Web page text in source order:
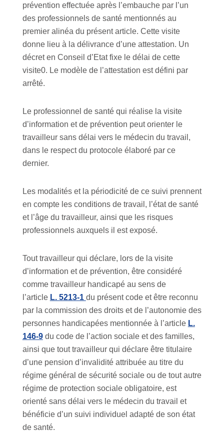
prévention effectuée après l’embauche par l’un
des professionnels de santé mentionnés au
premier alinéa du présent article. Cette visite
donne lieu à la délivrance d’une attestation. Un
décret en Conseil d’Etat fixe le délai de cette
visite0. Le modèle de l’attestation est défini par
arrêté.
Le professionnel de santé qui réalise la visite
d’information et de prévention peut orienter le
travailleur sans délai vers le médecin du travail,
dans le respect du protocole élaboré par ce
dernier.
Les modalités et la périodicité de ce suivi prennent
en compte les conditions de travail, l’état de santé
et l’âge du travailleur, ainsi que les risques
professionnels auxquels il est exposé.
Tout travailleur qui déclare, lors de la visite
d’information et de prévention, être considéré
comme travailleur handicapé au sens de
l’article L. 5213-1 du présent code et être reconnu
par la commission des droits et de l’autonomie des
personnes handicapées mentionnée à l’article L.
146-9du code de l’action sociale et des familles,
ainsi que tout travailleur qui déclare être titulaire
d’une pension d’invalidité attribuée au titre du
régime général de sécurité sociale ou de tout autre
régime de protection sociale obligatoire, est
orienté sans délai vers le médecin du travail et
bénéficie d’un suivi individuel adapté de son état
de santé.